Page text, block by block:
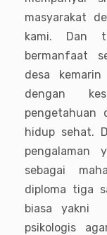
masyarakat
kami. Dan
bermanfaat
desa
dengan
pengetahuan
hidup sehat.
pengalaman
sebagai
diploma tiga
biasa yakni
psikologis